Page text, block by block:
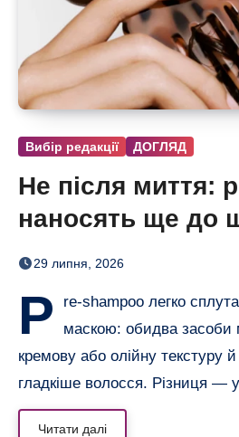
Вибір редакції ДОГЛЯД
Не після миття:
наносять ще до
29 липня, 2026
P
re-shampoo легко
маскою: обидва засоби
кремову або олійну текстуру
гладкіше волосся. Різниця —
Читати далі